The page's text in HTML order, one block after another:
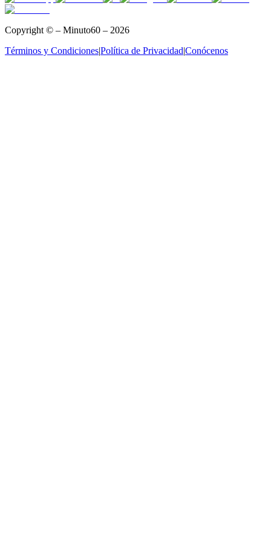
Copyright © – Minuto60 – 2026
Términos y Condiciones|Política de Privacidad|Conócenos